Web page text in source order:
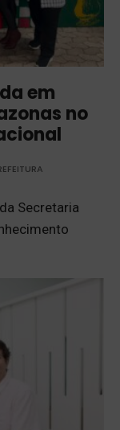
em
no
Secretaria